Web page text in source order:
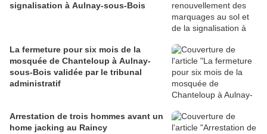
signalisation à Aulnay-sous-Bois
La fermeture pour six mois de la
mosquée de Chanteloup à Aulnay-
sous-Bois validée par le tribunal
administratif
Arrestation de trois hommes avant un
home jacking au Raincy